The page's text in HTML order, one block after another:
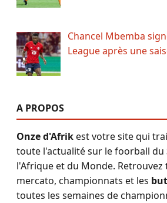
Chancel Mbemba
League après une
A PROPOS
Onze d'Afrikest votre site qui
toute l'actualité sur le foorball du
l'Afrique et du Monde. Retrouvez
mercato, championnats et les
toutes les semaines de